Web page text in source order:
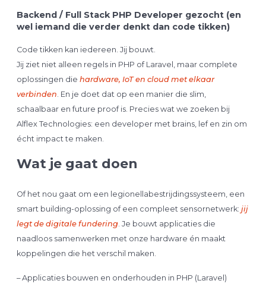
Backend / Full Stack PHP Developer gezocht (en
wel iemand die verder denkt dan code tikken)
Code tikken kan iedereen. Jij bouwt.
Jij ziet niet alleen regels in PHP of Laravel, maar complete
oplossingen die hardware, IoT en cloud met elkaar
verbinden. En je doet dat op een manier die slim,
schaalbaar en future proof is. Precies wat we zoeken bij
Alflex Technologies: een developer met brains, lef en zin om
écht impact te maken.
Wat je gaat doen
Of het nou gaat om een legionellabestrijdingssysteem, een
smart building-oplossing of een compleet sensornetwerk: jij
legt de digitale fundering. Je bouwt applicaties die
naadloos samenwerken met onze hardware én maakt
koppelingen die het verschil maken.
– Applicaties bouwen en onderhouden in PHP (Laravel)